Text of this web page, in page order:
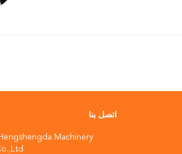
اتصل بنا
Machinery